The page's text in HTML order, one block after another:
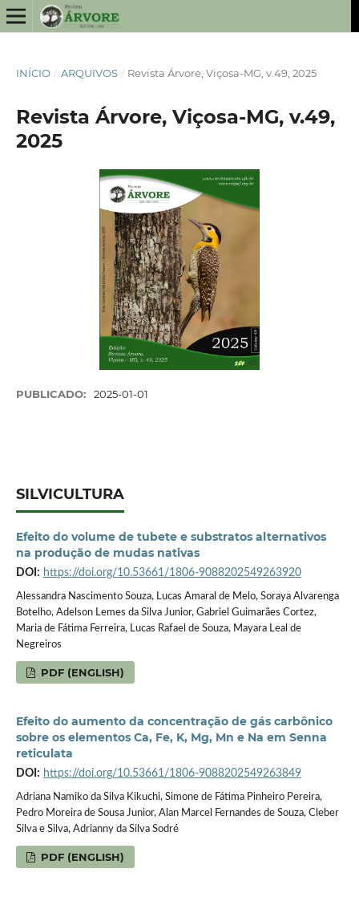
INÍCIO / ARQUIVOS / Revista Árvore, Viçosa-MG, v.49, 2025
Revista Árvore, Viçosa-MG, v.49,
2025
PUBLICADO: 2025-01-01
SILVICULTURA
Efeito do volume de tubete e substratos alternativos
na produção de mudas nativas
DOI: https://doi.org/10.53661/1806-9088202549263920
Alessandra Nascimento Souza, Lucas Amaral de Melo, Soraya Alvarenga
Botelho, Adelson Lemes da Silva Junior, Gabriel Guimarães Cortez,
Maria de Fátima Ferreira, Lucas Rafael de Souza, Mayara Leal de
Negreiros
PDF (ENGLISH)
Efeito do aumento da concentração de gás carbônico
sobre os elementos Ca, Fe, K, Mg, Mn e Na em Senna
reticulata
DOI: https://doi.org/10.53661/1806-9088202549263849
Adriana Namiko da Silva Kikuchi, Simone de Fátima Pinheiro Pereira,
Pedro Moreira de Sousa Junior, Alan Marcel Fernandes de Souza, Cleber
Silva e Silva, Adrianny da Silva Sodré
PDF (ENGLISH)